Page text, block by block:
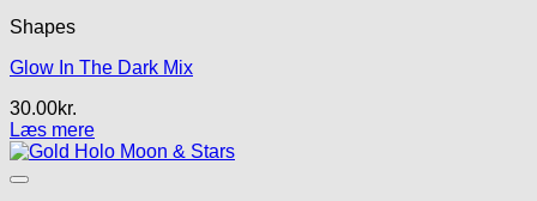
Shapes
Glow In The Dark Mix
30.00kr.
Læs mere